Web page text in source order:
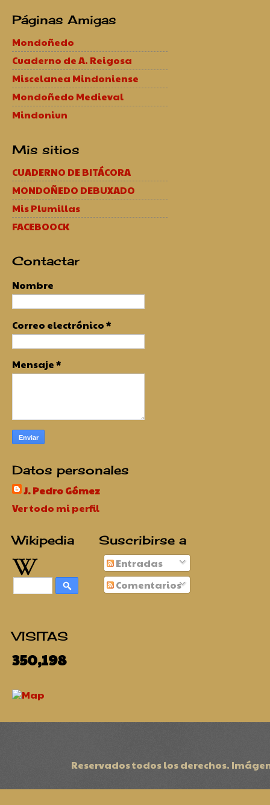
Páginas Amigas
Mondoñedo
Cuaderno de A. Reigosa
Miscelanea Mindoniense
Mondoñedo Medieval
Mindoniun
Mis sitios
CUADERNO DE BITÁCORA
MONDOÑEDO DEBUXADO
Mis Plumillas
FACEBOOCK
Contactar
Nombre
Correo electrónico*
Mensaje*
Datos personales
J. Pedro Gómez
Ver todo mi perfil
Wikipedia Suscribirse a
Entradas
Comentarios
VISITAS
350,198
Reservados todos los derechos.